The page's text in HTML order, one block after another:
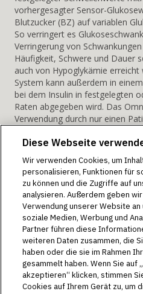
vorhergesagter Sensor-
Blutzucker (BZ) auf variablen
So verringert es
Verringerung von
Häufigkeit, Schwere und Dauer
auch von Hypoglykämie
System kann außerdem in
bei dem Insulin in festgelegten
Raten abgegeben wird. Das
Verwendung durch nur einen
einem schnell wirksamen U-100-
Warnung:
Ohne vorherige
Einweisung durch Ihr
Sie WEDER das Omnipod® 5-
Einstellungen ändern. Die
von Einstellungen kann zu einer
von Insulin führen, was eine
Glukosewert) oder
Folge haben kann.
Verwendungszweck des
Managementsystems
Gebrauchsanweisung:
Das Omnipod DASH®-Insulin-
Diese Webseite
Wir verwenden Cookies, um
personalisieren, Funktionen für
zu können und die Zugriffe auf
analysieren. Außerdem geben
Verwendung unserer Website
soziale Medien, Werbung und
Partner führen diese
weiteren Daten zusammen, die
haben oder die sie im Rahmen
gesammelt haben. Wenn Sie auf
akzeptieren“ klicken, stimmen
Cookies auf Ihrem Gerät zu, um